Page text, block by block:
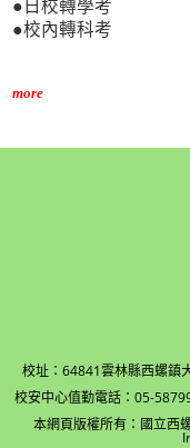
●日校轉學考
●校內轉科考
more
校址：64841雲林縣西
校安中心值勤電話：05-
本網頁版權所有：國立西